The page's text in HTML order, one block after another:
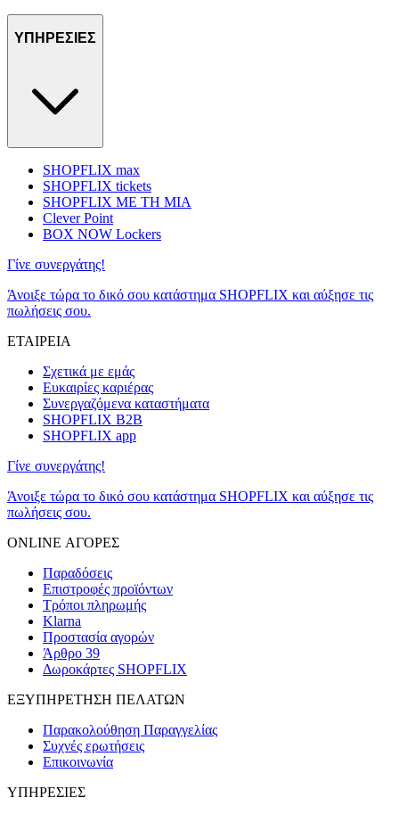
ΥΠΗΡΕΣΙΕΣ
SHOPFLIX max
SHOPFLIX tickets
SHOPFLIX ΜΕ ΤΗ ΜΙΑ
Clever Point
BOX NOW Lockers
Γίνε συνεργάτης!
Άνοιξε τώρα το δικό σου κατάστημα SHOPFLIX και αύξησε τις
πωλήσεις σου.
ΕΤΑΙΡΕΙΑ
Σχετικά με εμάς
Ευκαιρίες καριέρας
Συνεργαζόμενα καταστήματα
SHOPFLIX B2B
SHOPFLIX app
Γίνε συνεργάτης!
Άνοιξε τώρα το δικό σου κατάστημα SHOPFLIX και αύξησε τις
πωλήσεις σου.
ONLINE ΑΓΟΡΕΣ
Παραδόσεις
Επιστροφές προϊόντων
Τρόποι πληρωμής
Klarna
Προστασία αγορών
Άρθρο 39
Δωροκάρτες SHOPFLIX
ΕΞΥΠΗΡΕΤΗΣΗ ΠΕΛΑΤΩΝ
Παρακολούθηση Παραγγελίας
Συχνές ερωτήσεις
Επικοινωνία
ΥΠΗΡΕΣΙΕΣ